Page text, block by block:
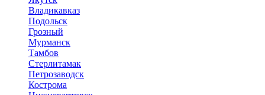
Владикавказ
Подольск
Грозный
Мурманск
Тамбов
Стерлитамак
Петрозаводск
Кострома